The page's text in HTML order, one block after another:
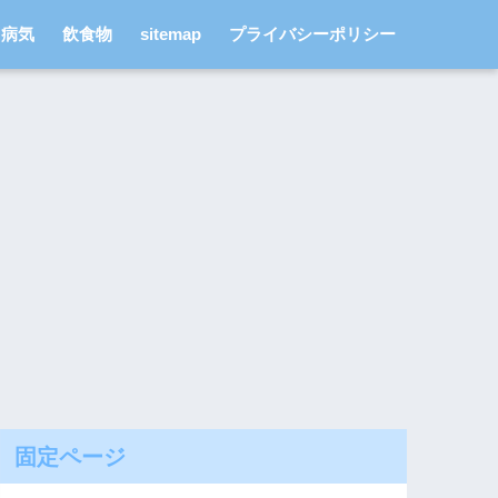
病気 飲食物 sitemap プライバシーポリシー
固定ページ